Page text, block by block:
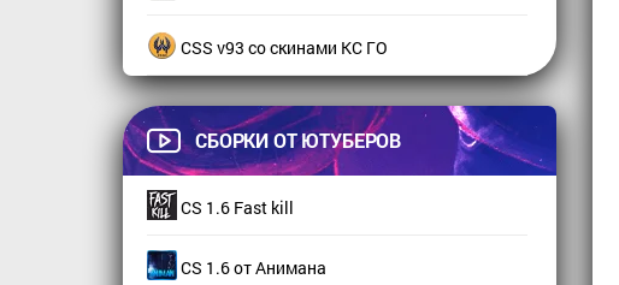
CSS v93 со скинами КС ГО
СБОРКИ ОТ ЮТУБЕРОВ
CS 1.6 Fast kill
CS 1.6 от Анимана